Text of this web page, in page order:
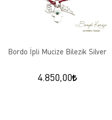
Bordo İpli Mucize Bilezik Silver
4.850,00